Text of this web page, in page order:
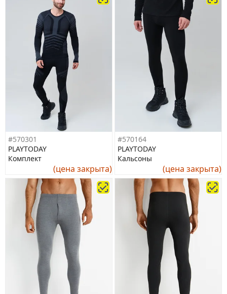
#570301
PLAYTODAY
Комплект
(цена закрыта)
#570164
PLAYTODAY
Кальсоны
(цена закрыта)